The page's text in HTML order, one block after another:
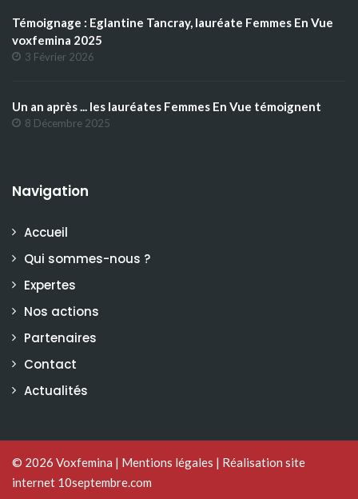
Témoignage : Eglantine Tancray, lauréate Femmes En Vue
voxfemina 2025
3 Février 2026
Un an après ... les lauréates Femmes En Vue témoignent
8 Décembre 2025
Navigation
Accueil
Qui sommes-nous ?
Expertes
Nos actions
Partenaires
Contact
Actualités
© 2026 Voxfemina | Mentions légales | Réalisation site
internet 10septembre.com